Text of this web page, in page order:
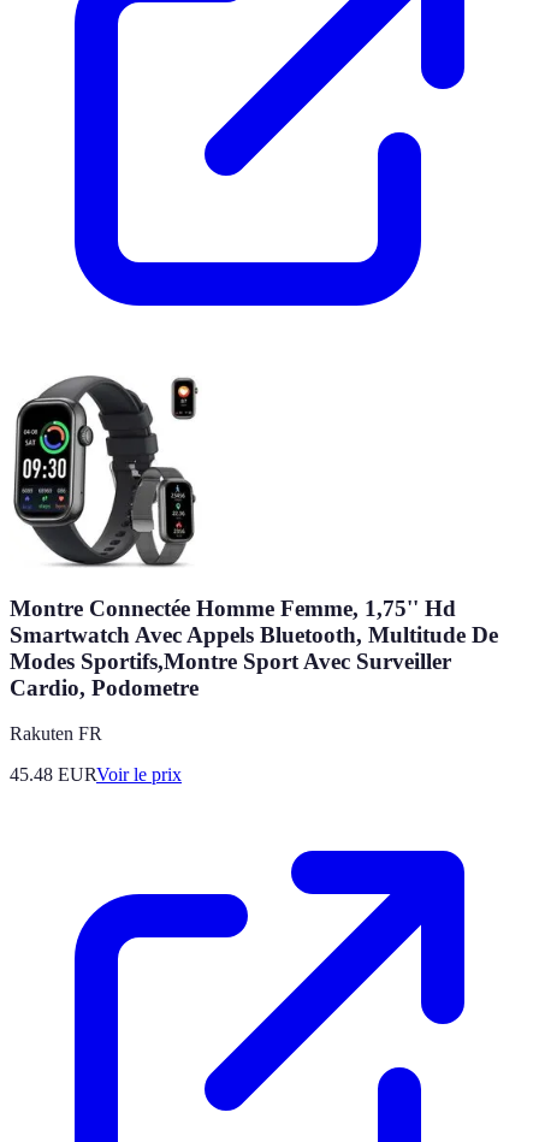
Montre Connectée Homme Femme, 1,75'' Hd
Smartwatch Avec Appels Bluetooth, Multitude De
Modes Sportifs,Montre Sport Avec Surveiller
Cardio, Podometre
Rakuten FR
45.48 EURVoir le prix